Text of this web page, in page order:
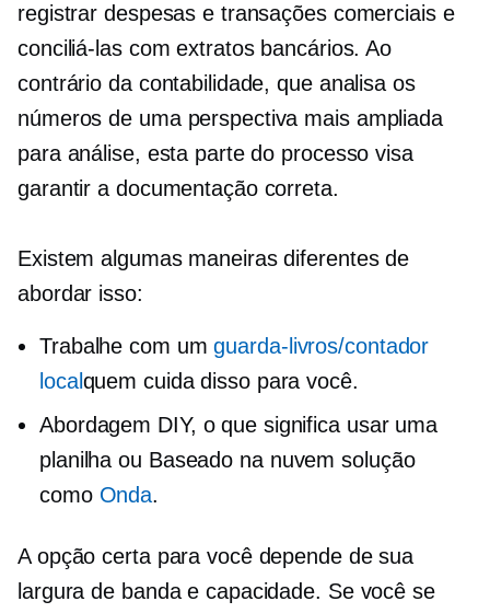
registrar despesas e transações comerciais e
conciliá-las com extratos bancários. Ao
contrário da contabilidade, que analisa os
números de uma perspectiva mais ampliada
para análise, esta parte do processo visa
garantir a documentação correta.
Existem algumas maneiras diferentes de
abordar isso:
Trabalhe com umguarda-livros/contador
localquem cuida disso para você.
Abordagem DIY, o que significa usar uma
planilha ou Baseado na nuvem solução
como Onda.
A opção certa para você depende de sua
largura de banda e capacidade. Se você se